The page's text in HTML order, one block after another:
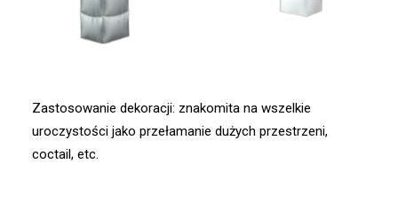
Zastosowanie dekoracji: znakomita na wszelkie
uroczystości jako przełamanie dużych przestrzeni,
coctail, etc.